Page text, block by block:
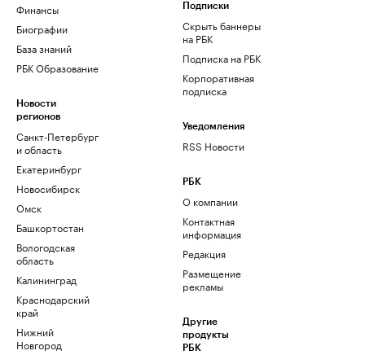
Финансы
Биографии
База знаний
РБК Образование
Новости
регионов
Санкт-Петербург
и область
Екатеринбург
Новосибирск
Омск
Башкортостан
Вологодская
область
Калининград
Краснодарский
край
Нижний
Новгород
Подписки
Скрыть баннеры
на РБК
Подписка на РБК
Корпоративная
подписка
Уведомления
RSS Новости
РБК
О компании
Контактная
информация
Редакция
Размещение
рекламы
Другие
продукты
РБК